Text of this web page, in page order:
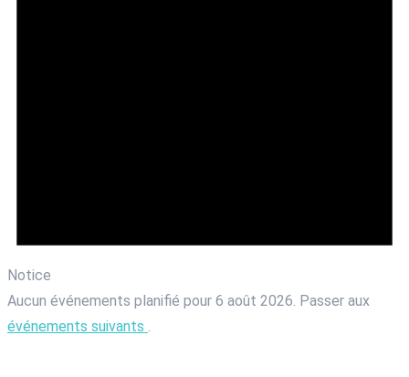
Notice
Aucun événements planifié pour 6 août 2026. Passer aux
événements suivants .